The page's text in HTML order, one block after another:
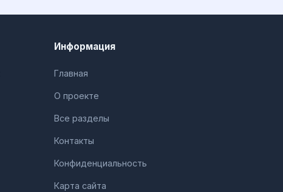
Информация
Главная
О проекте
Все разделы
Контакты
Конфиденциальность
Карта сайта